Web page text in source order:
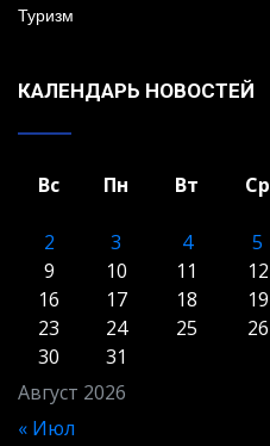
Туризм
КАЛЕНДАРЬ НОВОСТЕЙ
Август 2026
Вс Пн Вт Ср
2
3 4 5
9
10 11 12
16
17 18 19
23
24 25 26
30
31
« Июл